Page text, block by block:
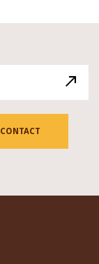
CONTACT